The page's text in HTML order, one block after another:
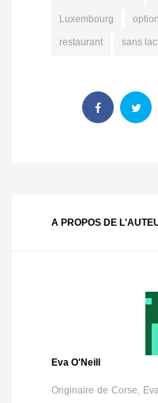
Luxembourg
restaurant sans
A PROPOS DE
Eva O'Neill
Originaire de Corse,